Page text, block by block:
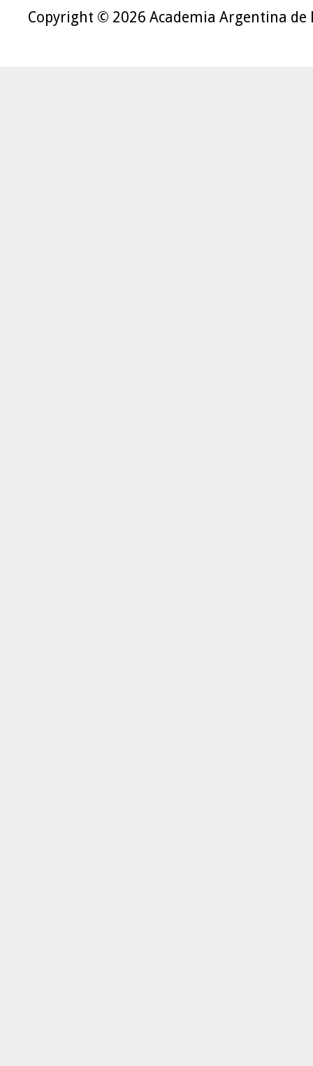
Copyright © 2026 Academia Argentina de